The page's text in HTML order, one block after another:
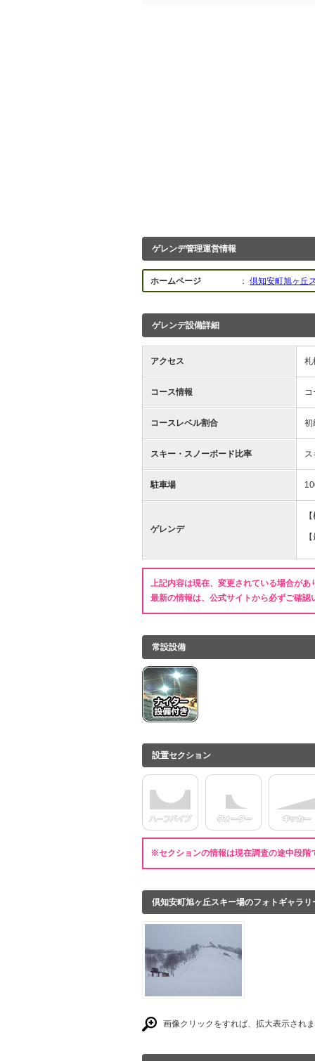
ゲレンデ管理運営情報
ホームページ ： 倶知安町旭ヶ丘
ゲレンデ設備詳細
アクセス 札
コース情報
コースレベル割合 初
スキー・スノーボード比率
駐車場
ゲレンデ
上記内容は現在、変更されている場合があ
最新の情報は、公式サイトから必ずご確認
常設設備
設置セクション
※セクションの情報は現在調査の途中段階
倶知安町旭ヶ丘スキー場のフォトギャラリ
画像クリックをすれば、拡大表示され